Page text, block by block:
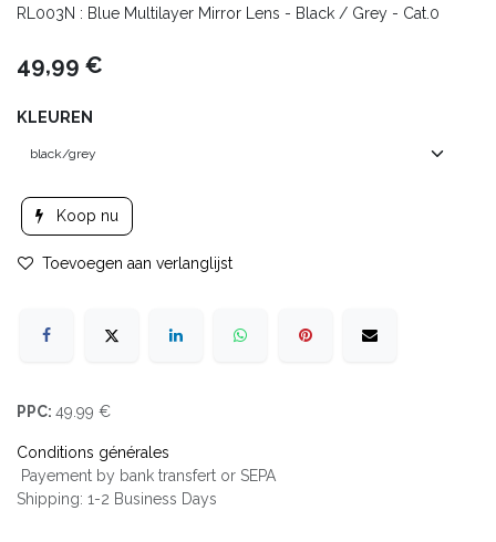
RL003N : Blue Multilayer Mirror Lens - Black / Grey - Cat.0
49,99 €
KLEUREN
Koop nu
Toevoegen aan verlanglijst
PPC: 49.99 €
Conditions générales
Payement by bank transfert or SEPA
Shipping: 1-2 Business Days